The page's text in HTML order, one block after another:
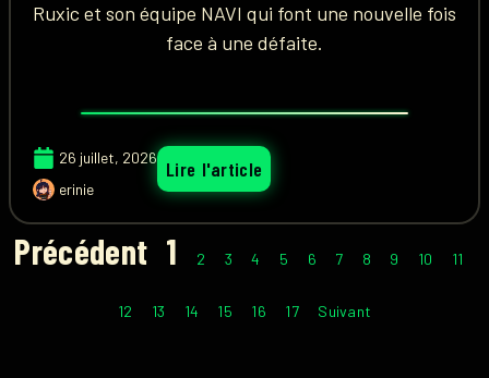
Ruxic et son équipe NAVI qui font une nouvelle fois
face à une défaite.
26 juillet, 2026
erinie
Lire l'article
Précédent 1 2 3 4 5 6 7 8 9 10 11
12 13 14 15 16 17 Suivant